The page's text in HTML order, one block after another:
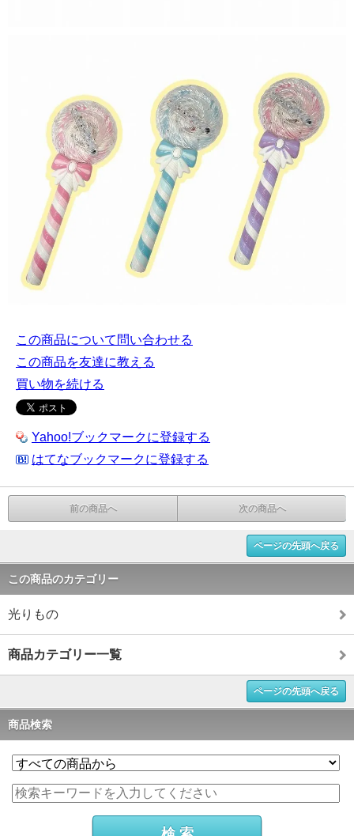
この商品について問い合わせる
この商品を友達に教える
買い物を続ける
Yahoo!ブックマークに登録する
はてなブックマークに登録する
前の商品へ 次の商品へ
ページの先頭へ戻る
この商品のカテゴリー
光りもの
商品カテゴリー一覧
ページの先頭へ戻る
商品検索